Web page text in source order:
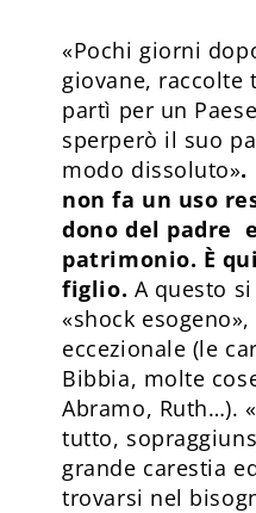
«Pochi giorni
giovane, raccolte
partì per un
sperperò il suo
modo dissoluto».
non fa un uso
dono del padre
patrimonio. È
figlio. A questo
«shock
eccezionale (le
Bibbia, molte
Abramo, Ruth…).
tutto,
grande carestia
trovarsi nel